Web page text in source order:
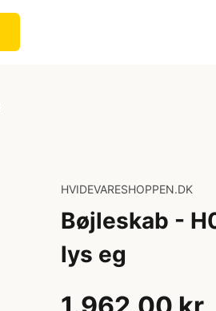
HVIDEVARESHOPPEN.DK
Bøjleskab -
lys eg